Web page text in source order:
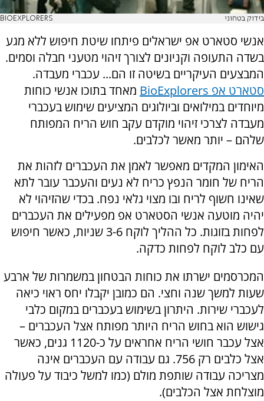
בידוק בטחוני BIOEXPLORERS
אנשי סטארט אפ ישראלים פיתחו שיטת חיפוש ללא מגע
בשדה התעופה וקניונים לצורך זיהוי מטעני חבלה וסמים.
המבצעים העיקריים בשיטה זו הם... עכברי מעבדה.
סטארט אפ BioExplorers
מאחד בתוכו אנשי כוחות
מיוחדים במילואים וביולוגים המציעים שימוש בעכברי
מעבדה לצרכי זיהוי מוקדם עקב חוש הריח המפותח
שלהם – יותר מאשר לכלבים.
האימון המקדים מאפשר לאמן את העכברים לזהות את
הריח של חומר הנפץ כריח לא נעים והעכבר עובר לתא
שאינו חשוף לריח ובו מצוי גלאי נפח. בכדי שהזיהוי לא
יהיה מוטעה אנשי הסטארט אפ מפעילים את העכברים
לפחות בזוגות. כל ההליך לוקח 3-6 שניות, כאשר חיפוש
עם כלב לוקח לפחות כדקה.
המכרסמים ישרתו את כוחות הבטחון במשמרות של ארבע
שעות למשך שנה וחצי. הם כמובן יקבלו יחס ראוי כיאה
לעכברי שירות. היתרון בשימוש בעכברים במקום כלבי
גישוש הוא בחוש הריח היותר מפותח אצל העכברים –
אצל עכבר חושי הריח אחראים על כ-1120 גנים, כאשר
אצל כלבים רק 756. גם עבודה עם העכברים אינה
מצריכה עבודה שותפת מולם (כמו למשל כיבוד על פעולה
מוצלחת אצל הכלבים).